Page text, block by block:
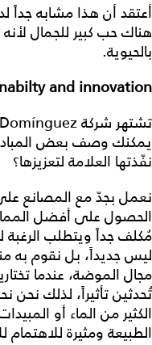
أعتقد أن هذا مشابه جداً
هناك حب كبير للجمال
بالحيوية.
and innovation
يمكنك وصف بعض
نفّذتها العلامة لتعزيزها؟
نعمل بجدّ مع المصانع
الحصول على أفضل
مُكلف جداً ويتطلب الرغبة
ليس جديداً، بل نقوم به
مجال الموضة، عندما
تُحدثين تأثيراً، لذلك نحن
الكثير من الماء أو
الطبيعة ومثيرة للاهتمام